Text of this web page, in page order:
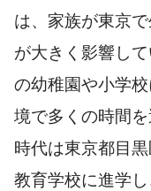
は、家族が東京
が大きく影響し
の幼稚園や小学
境で多くの時間
時代は東京都目
教育学校に進学